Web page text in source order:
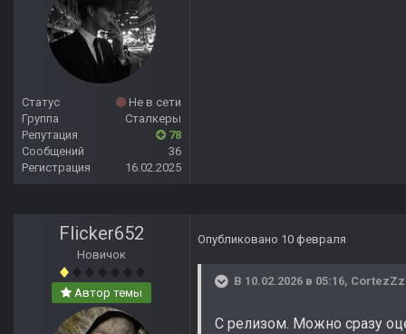
Статус
Не в сети
Группа
Сталкеры
Репутация
78
Сообщений
36
Регистрация
16.02.2025
Flicker652
Новичок
Автор темы
Опубликовано 10 февраля
В 10.02.2026 в 05:16, CortezZz
С релизом. Можно сразу